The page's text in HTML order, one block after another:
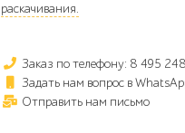
раскачивания.
Заказ по телефону: 8 495
Задать нам вопрос в
Отправить нам письмо